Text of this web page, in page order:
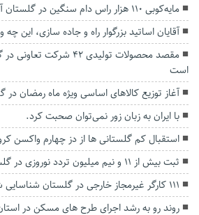
مایه‌کوبی ۱۱۰ هزار راس دام سنگین در گلستان آغاز شد
آقایان اساتید بزرگوار راه و جاده سازی،
است
آغاز توزیع کالا‌های اساسی ویژه ماه رمضان در
با ایران به زبان زور نمی‌توان صحبت کرد.
استقبال کم گلستانی ها از دز چهارم واکسن
ثبت بیش از ۱۱ و نیم میلیون تردد نوروزی در گلستان
۱۱۱ کارگر غیرمجاز خارجی در گلستان شناسایی شدند
روند رو به رشد اجرای طرح های مسکن در